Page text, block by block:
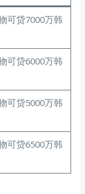
可贷7000万韩
可贷6000万韩
可贷5000万韩
可贷6500万韩